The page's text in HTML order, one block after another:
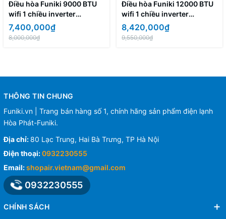
Điều hòa Funiki 9000 BTU
wifi 1 chiều inverter
HSIC09TMU
7,400,000₫
8,000,000₫
Điều hòa Funiki 12000 BTU
wifi 1 chiều inverter
HSIC12TMU
8,420,000₫
9,550,000₫
THÔNG TIN CHUNG
Funiki.vn | Trang bán hàng số 1, chính hãng sản phẩm điện lạnh
Hòa Phát-Funiki.
Địa chỉ:80 Lạc Trung, Hai Bà Trưng, TP Hà Nội
Điện thoại:0932230555
Email:shopair.vietnam@gmail.com
0932230555
CHÍNH SÁCH